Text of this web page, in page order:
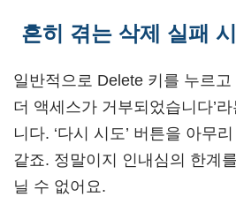
흔히 겪는 삭제 실패
일반적으로 Delete 키를 누르고
더 액세스가 거부되었습니다’
니다. ‘다시 시도’ 버튼을 아무
같죠. 정말이지 인내심의 한계
닐 수 없어요.